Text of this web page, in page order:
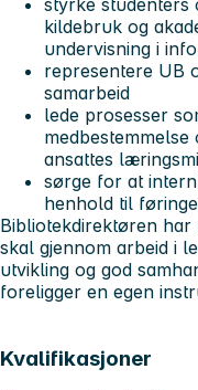
styrke studenters
kildebruk og
undervisning i
representere UB
samarbeid
lede prosesser
ansattes
sørge for at
henhold til
Bibliotekdirektøren
skal gjennom arbeid i
utvikling og god
foreligger en egen
Kvalifikasjoner